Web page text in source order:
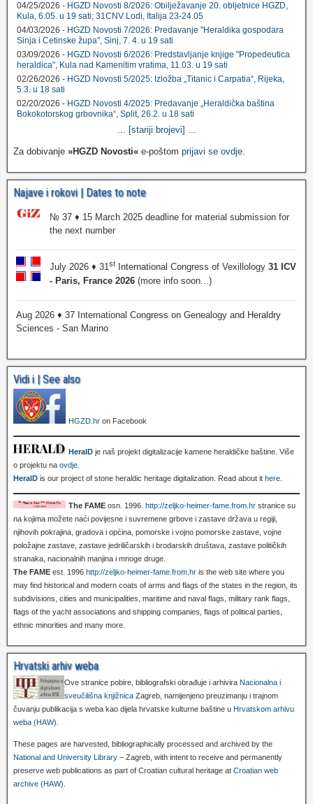
04/25/2026 - HGZD Novosti 8/2026: Obilježavanje 20. obljetnice HGZD,
Kula, 6.05. u 19 sati; 31CNV Lodi, Italija 23-24.05
04/03/2026 - HGZD Novosti 7/2026: Predavanje "Heraldika gospodara
Sinja i Cetinske župa", Sinj, 7. 4. u 19 sati
03/09/2026 - HGZD Novosti 6/2026: Predstavljanje knjige "Propedeutica
heraldica", Kula nad Kamenitim vratima, 11.03. u 19 sati
02/26/2026 - HGZD Novosti 5/2025: Izložba „Titanic i Carpatia“, Rijeka,
5.3. u 18 sati
02/20/2026 - HGZD Novosti 4/2025: Predavanje „Heraldička baština
Bokokotorskog grbovnika“, Split, 26.2. u 18 sati
... [stariji brojevi] ...
Za dobivanje »HGZD Novosti« e-poštom prijavi se ovdje.
Najave i rokovi | Dates to note
№ 37 ♦ 15 March 2025 deadline for material submission for
the next number
July 2026 ♦ 31st International Congress of Vexillology 31 ICV
- Paris, France 2026 (more info soon...)
Aug 2026 ♦ 37 International Congress on Genealogy and Heraldry
Sciences - San Marino
Vidi i | See also
HGZD.hr on Facebook
HeralD je naš projekt digitalizacije kamene heraldičke baštine. Više
o projektu na ovdje
HeralD is our project of stone heraldic heritage digitalization. Read about it here
The FAME osn. 1996. http://zeljko-heimer-fame.from.hr stranice su
na kojima možete naći povijesne i suvremene grbove i zastave država u regiji,
njihovih pokrajina, gradova i općina, pomorske i vojno pomorske zastave, vojne
položajne zastave, zastave jedriličarskih i brodarskih društava, zastave političkih
stranaka, nacionalnih manjina i mnoge druge.
The FAME est. 1996 http://zeljko-heimer-fame.from.hr is the web site where you
may find historical and modern coats of arms and flags of the states in the region, its
subdivisions, cities and municipalities, maritime and naval flags, military rank flags,
flags of the yacht associations and shipping companies, flags of political parties,
ethnic minorities and many more.
Hrvatski arhiv weba
Ove stranice pobire, bibliografski obrađuje i arhivira Nacionalna i
sveučilišna knjižnica Zagreb, namijenjeno preuzimanju i trajnom
čuvanju publikacija s weba kao dijela hrvatske kulturne baštine u Hrvatskom arhivu
weba (HAW)
These pages are harvested, bibliographically processed and archived by the
National and University Library – Zagreb, with intent to receive and permanently
preserve web publications as part of Croatian cultural heritage at Croatian web
archive (HAW)